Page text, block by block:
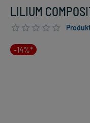
LILIUM
-14%*